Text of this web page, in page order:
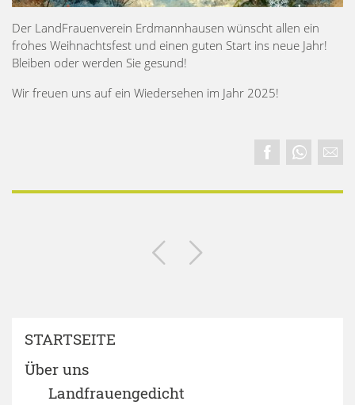
Der LandFrauenverein Erdmannhausen wünscht allen ein
frohes Weihnachtsfest und einen guten Start ins neue Jahr!
Bleiben oder werden Sie gesund!
Wir freuen uns auf ein Wiedersehen im Jahr 2025!
STARTSEITE
Über uns
Landfrauengedicht